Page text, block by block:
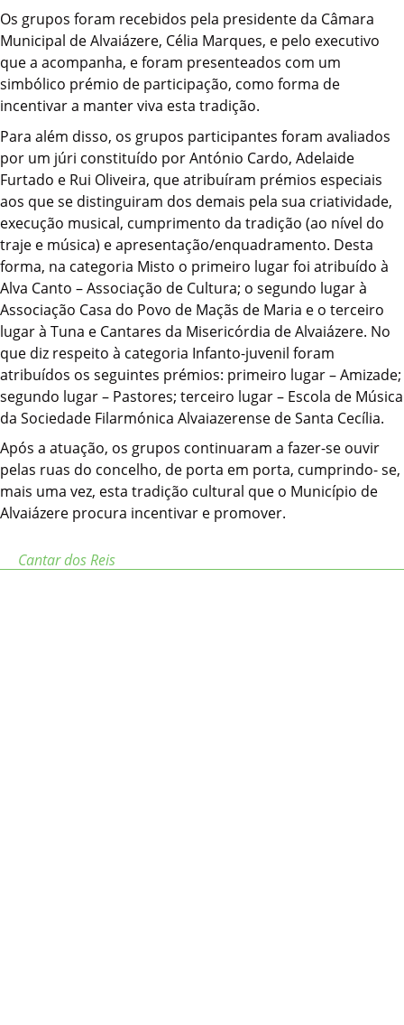
Os grupos foram recebidos pela presidente da Câmara
Municipal de Alvaiázere, Célia Marques, e pelo executivo
que a acompanha, e foram presenteados com um
simbólico prémio de participação, como forma de
incentivar a manter viva esta tradição.
Para além disso, os grupos participantes foram avaliados
por um júri constituído por António Cardo, Adelaide
Furtado e Rui Oliveira, que atribuíram prémios especiais
aos que se distinguiram dos demais pela sua criatividade,
execução musical, cumprimento da tradição (ao nível do
traje e música) e apresentação/enquadramento. Desta
forma, na categoria Misto o primeiro lugar foi atribuído à
Alva Canto – Associação de Cultura; o segundo lugar à
Associação Casa do Povo de Maçãs de Maria e o terceiro
lugar à Tuna e Cantares da Misericórdia de Alvaiázere. No
que diz respeito à categoria Infanto-juvenil foram
atribuídos os seguintes prémios: primeiro lugar – Amizade;
segundo lugar – Pastores; terceiro lugar – Escola de Música
da Sociedade Filarmónica Alvaiazerense de Santa Cecília.
Após a atuação, os grupos continuaram a fazer-se ouvir
pelas ruas do concelho, de porta em porta, cumprindo- se,
mais uma vez, esta tradição cultural que o Município de
Alvaiázere procura incentivar e promover.
Cantar dos Reis